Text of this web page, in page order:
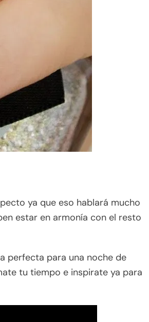
ya que eso hablará mucho
estar en armonía con el resto
perfecta para una noche de
tu tiempo e inspirate ya para